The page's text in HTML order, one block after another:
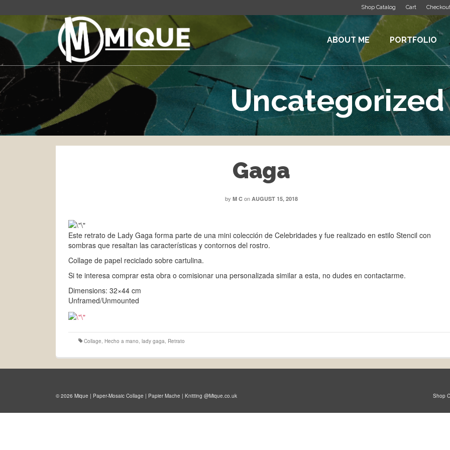
Shop Catalog Cart
ABOUT ME PORTFOLIO
Uncategorized
Gaga
by M C on AUGUST 15, 2018
Este retrato de Lady Gaga forma parte de una mini colección de Celebridades y fue realizado en estilo Stencil con
sombras que resaltan las características y contornos del rostro.
Collage de papel reciclado sobre cartulina.
Si te interesa comprar esta obra o comisionar una personalizada similar a esta, no dudes en contactarme.
Dimensions: 32×44 cm
Unframed/Unmounted
Collage Hecho a mano lady gaga Retrato
Shop
© 2026 Mique | Paper-Mosaic Collage | Papier Mache | Knitting @Mique.co.uk